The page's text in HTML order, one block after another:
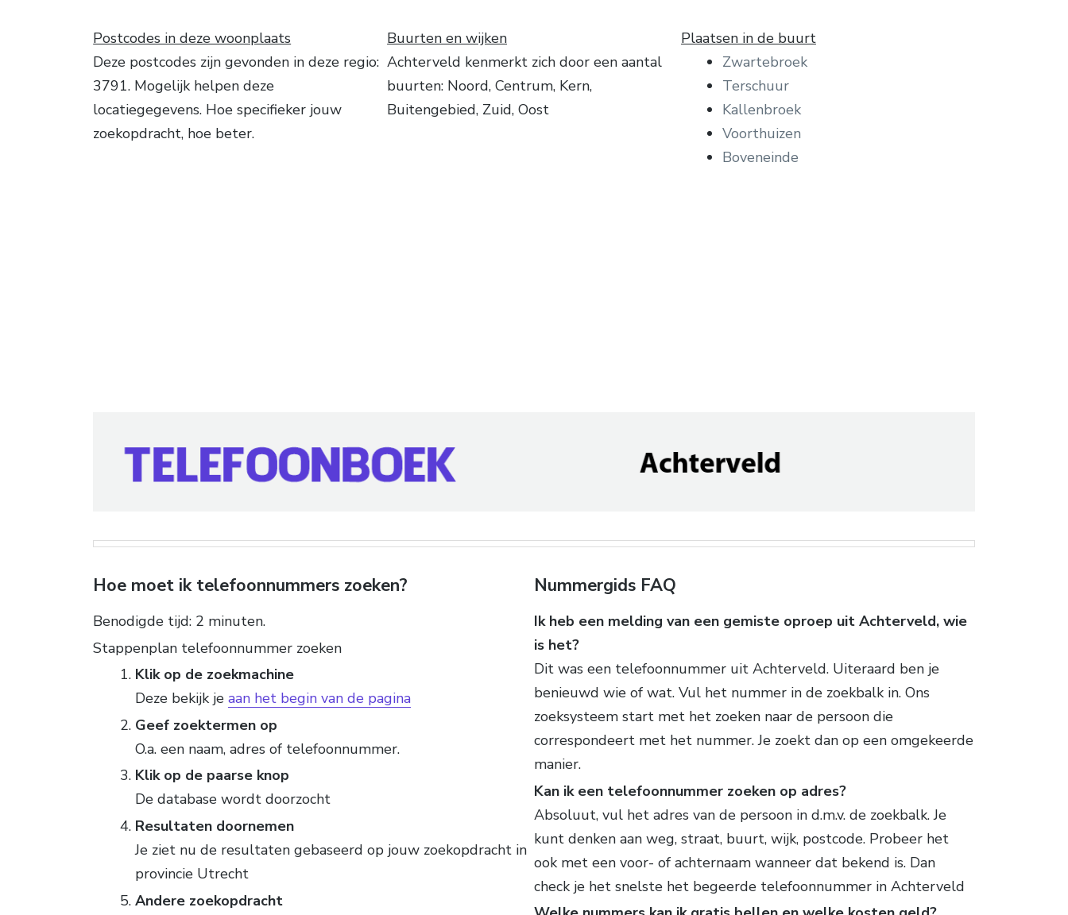
Postcodes in deze woonplaats
Deze postcodes zijn gevonden in deze regio:
3791. Mogelijk helpen deze
locatiegegevens. Hoe specifieker jouw
zoekopdracht, hoe beter.
Buurten en wijken
Achterveld kenmerkt zich door een aantal
buurten: Noord, Centrum, Kern,
Buitengebied, Zuid, Oost
Plaatsen in de buurt
Zwartebroek
Terschuur
Kallenbroek
Voorthuizen
Boveneinde
Hoe moet ik telefoonnummers zoeken?
Benodigde tijd: 2 minuten.
Stappenplan telefoonnummer zoeken
Klik op de zoekmachine
Deze bekijk je aan het begin van de pagina
Geef zoektermen op
O.a. een naam, adres of telefoonnummer.
Klik op de paarse knop
De database wordt doorzocht
Resultaten doornemen
Je ziet nu de resultaten gebaseerd op jouw zoekopdracht in
provincie Utrecht
Andere zoekopdracht
Nummergids FAQ
Ik heb een melding van een gemiste oproep uit Achterveld, wie
is het?
Dit was een telefoonnummer uit Achterveld. Uiteraard ben je
benieuwd wie of wat. Vul het nummer in de zoekbalk in. Ons
zoeksysteem start met het zoeken naar de persoon die
correspondeert met het nummer. Je zoekt dan op een omgekeerde
manier.
Kan ik een telefoonnummer zoeken op adres?
Absoluut, vul het adres van de persoon in d.m.v. de zoekbalk. Je
kunt denken aan weg, straat, buurt, wijk, postcode. Probeer het
ook met een voor- of achternaam wanneer dat bekend is. Dan
check je het snelste het begeerde telefoonnummer in Achterveld